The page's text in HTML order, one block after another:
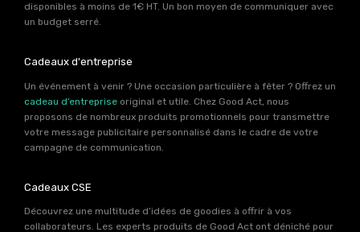
disponibles à moins de 1€ HT. Un bon moyen de communiquer avec
un budget serré.
Cadeaux d'entreprise
Un événement à venir ? Une occasion particulière à fêter ? Offrez un
cadeau d’entreprise original et utile. Chez Good Act, nous
proposons de nombreux produits promotionnels pour transmettre
votre message publicitaire personnalisé dans le cadre de votre
campagne de communication.
Cadeaux CSE
Découvrez une multitude d’idées de goodies à offrir à vos
collaborateurs. Les experts produits de Good Act ont déniché pour